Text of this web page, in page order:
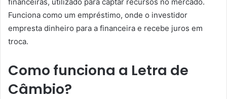
Funciona como um empréstimo, onde o investidor
empresta dinheiro para a financeira e recebe juros em
troca.
Como funciona a Letra de
Câmbio?